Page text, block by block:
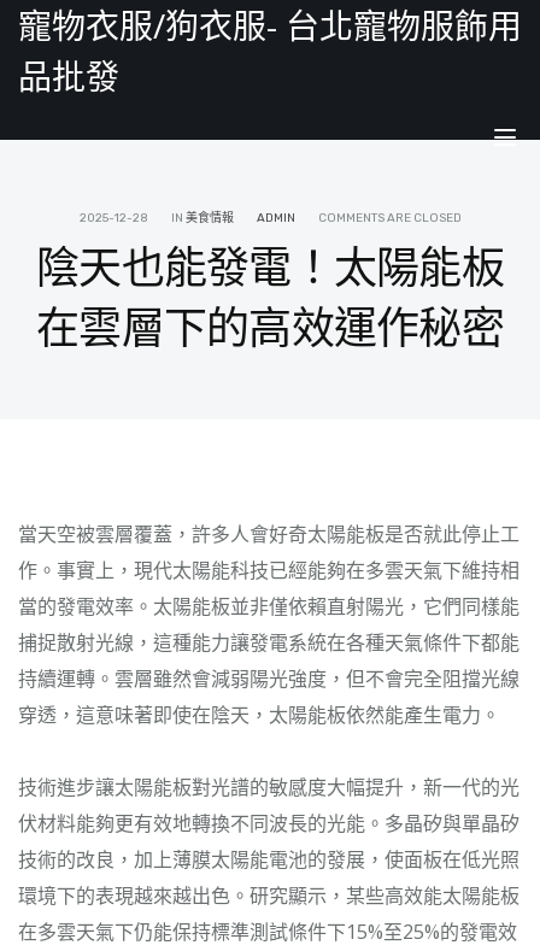
寵物衣服/狗衣服- 台北寵物服飾用
品批發
2025-12-28 IN 美食情報 ADMIN COMMENTS ARE CLOSED
陰天也能發電！太陽能板
在雲層下的高效運作秘密
當天空被雲層覆蓋，許多人會好奇太陽能板是否就此停止工
作。事實上，現代太陽能科技已經能夠在多雲天氣下維持相
當的發電效率。太陽能板並非僅依賴直射陽光，它們同樣能
捕捉散射光線，這種能力讓發電系統在各種天氣條件下都能
持續運轉。雲層雖然會減弱陽光強度，但不會完全阻擋光線
穿透，這意味著即使在陰天，太陽能板依然能產生電力。
技術進步讓太陽能板對光譜的敏感度大幅提升，新一代的光
伏材料能夠更有效地轉換不同波長的光能。多晶矽與單晶矽
技術的改良，加上薄膜太陽能電池的發展，使面板在低光照
環境下的表現越來越出色。研究顯示，某些高效能太陽能板
在多雲天氣下仍能保持標準測試條件下15%至25%的發電效